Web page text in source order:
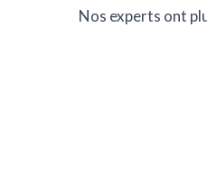
Nos experts ont